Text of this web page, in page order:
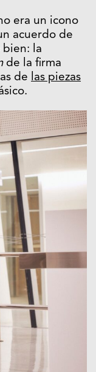
era un icono
acuerdo de
bien: la
de la firma
de las piezas